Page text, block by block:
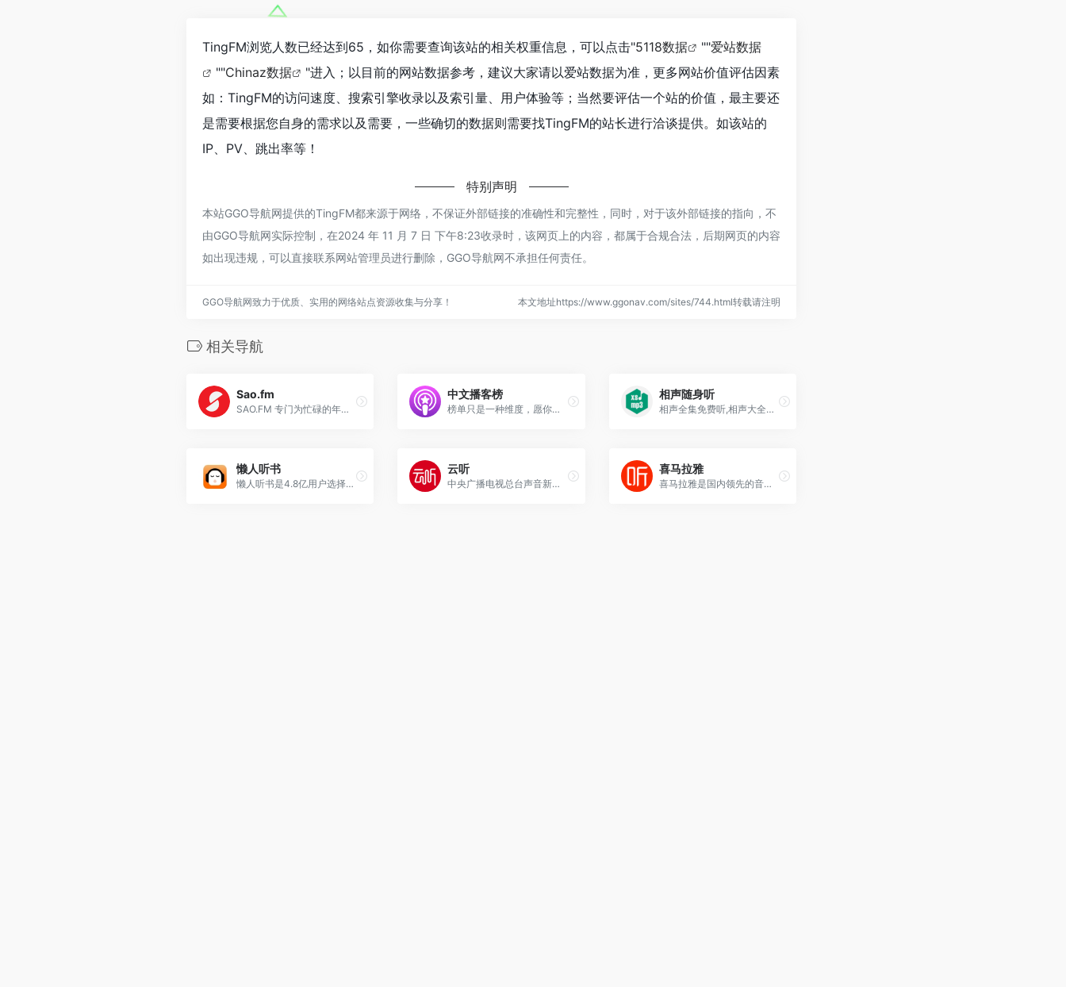
TingFM浏览人数已经达到65，如你需要查询该站的相关权重信息，可以点击"5118数据 ""爱站数据
""Chinaz数据
"进入；以目前的网站数据参考，建议大家请以爱站数据为准，更多网站价值评估因素
如：TingFM的访问速度、搜索引擎收录以及索引量、用户体验等；当然要评估一个站的价值，最主要还
是需要根据您自身的需求以及需要，一些确切的数据则需要找TingFM的站长进行洽谈提供。如该站的
IP、PV、跳出率等！
特别声明
本站GGO导航网提供的TingFM都来源于网络，不保证外部链接的准确性和完整性，同时，对于该外部链接的指向，不
由GGO导航网实际控制，在2024 年 11 月 7 日 下午8:23收录时，该网页上的内容，都属于合规合法，后期网页的内容
如出现违规，可以直接联系网站管理员进行删除，GGO导航网不承担任何责任。
GGO导航网致力于优质、实用的网络站点资源收集与分享！ 本文地址https://www.ggonav.com/sites/744.html转载请注明
相关导航
Sao.fm
SAO.FM 专门为忙碌的年轻人量身打造的轻量型音频及电台收听平台
中文播客榜
榜单只是一种维度，愿你找到喜欢的节目
相声随身听
相声全集免费听,相声大全免费听,相声下载
懒人听书
懒人听书是4.8亿用户选择的综合性有声阅读交流平台
云听
中央广播电视总台声音新媒体平台云听
喜马拉雅
喜马拉雅是国内领先的音频分享平台